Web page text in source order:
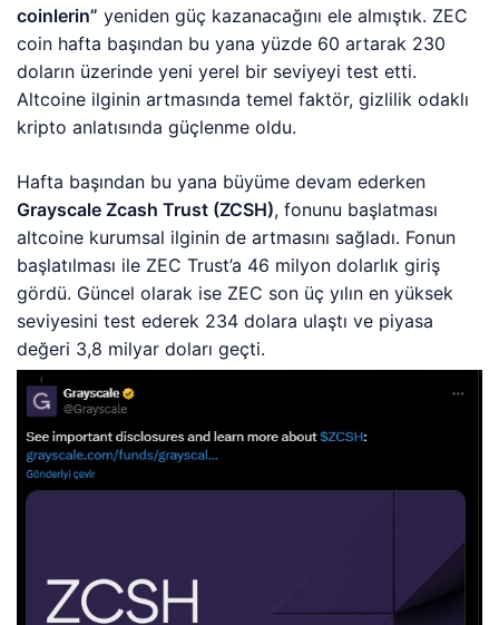
coinlerin” yeniden güç kazanacağını ele almıştık. ZEC
coin hafta başından bu yana yüzde 60 artarak 230
doların üzerinde yeni yerel bir seviyeyi test etti.
Altcoine ilginin artmasında temel faktör, gizlilik odaklı
kripto anlatısında güçlenme oldu.
Hafta başından bu yana büyüme devam ederken
Grayscale Zcash Trust (ZCSH), fonunu başlatması
altcoine kurumsal ilginin de artmasını sağladı. Fonun
başlatılması ile ZEC Trust’a 46 milyon dolarlık giriş
gördü. Güncel olarak ise ZEC son üç yılın en yüksek
seviyesini test ederek 234 dolara ulaştı ve piyasa
değeri 3,8 milyar doları geçti.